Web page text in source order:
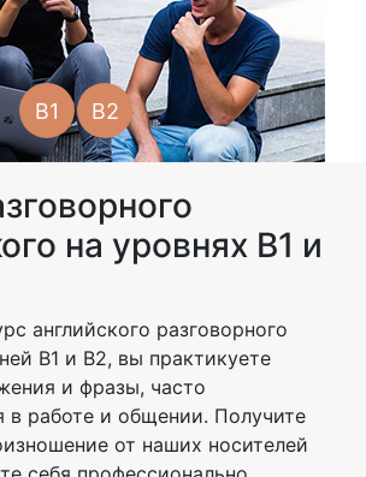
B1 B2
на уровнях B1 и
английского разговорного
B1 и B2, вы практикуете
и фразы, часто
в работе и общении. Получите
от наших носителей